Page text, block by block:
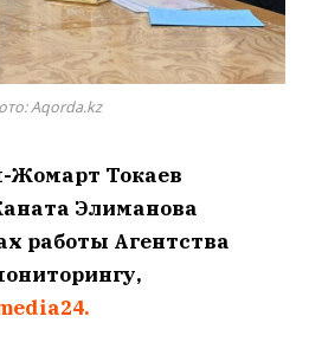
Aqorda.kz
Жомарт Токаев
Элиманова
работы Агентства